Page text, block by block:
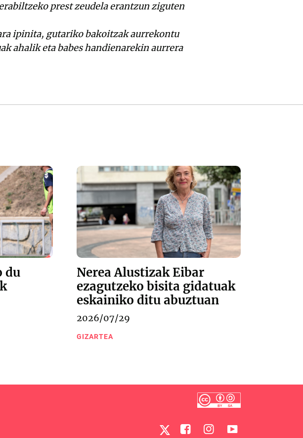
prest zeudela erantzun ziguten
ipinita, gutariko bakoitzak aurrekontu
ahalik eta babes handienarekin aurrera
du
Nerea Alustizak Eibar
ezagutzeko bisita gidatuak
eskainiko ditu abuztuan
2026/07/29
GIZARTEA